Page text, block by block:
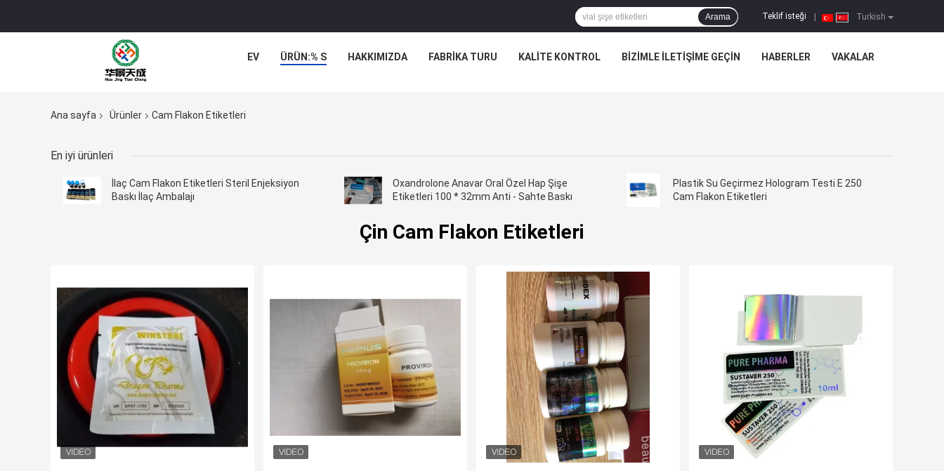
Turkish
Teklif isteği
Arama
EV ÜRÜN:% S HAKKIMIZDA FABRIKA TURU KALITE KONTROL BIZIMLE ILETIŞIME GEÇIN HABERLER VAKALAR
Ana sayfa Ürünler Cam Flakon Etiketleri
En iyi ürünleri
İlaç Cam Flakon Etiketleri Steril Enjeksiyon
Baskı İlaç Ambalajı
Oxandrolone Anavar Oral Özel Hap Şişe
Etiketleri 100 * 32mm Anti - Sahte Baskı
Plastik Su Geçirmez Hologram Testi E 250
Cam Flakon Etiketleri
Çin Cam Flakon Etiketleri